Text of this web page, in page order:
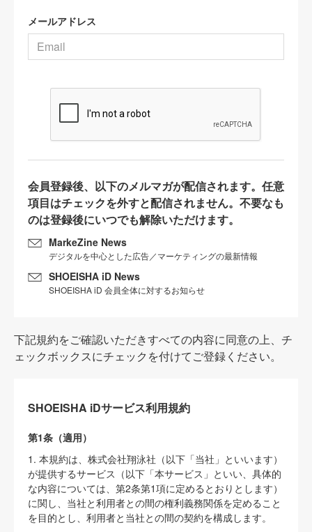
メールアドレス
会員登録後、以下のメルマガが配信されます。任意
項目はチェックを外すと配信されません。不要なも
のは登録後にいつでも解除いただけます。
MarkeZine News
デジタルを中心とした広告／マーケティングの最新情報
SHOEISHA iD News
SHOEISHA iD 会員全体に対するお知らせ
下記規約をご確認いただきすべての内容に同意の上、チ
ェックボックスにチェックを付けてご登録ください。
SHOEISHA iDサービス利用規約
第1条（適用）
1. 本規約は、株式会社翔泳社（以下「当社」といいます）
が提供するサービス（以下「本サービス」といい、具体的
な内容については、第2条第1項に定めるとおりとします）
に関し、当社と利用者との間の権利義務関係を定めること
を目的とし、利用者と当社との間の契約を構成します。